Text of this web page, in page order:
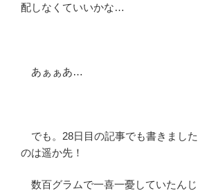
配しなくていいかな…
あぁぁあ…
でも。28日目の記事でも書きまし
のは遥か先！
数百グラムで一喜一憂していたん